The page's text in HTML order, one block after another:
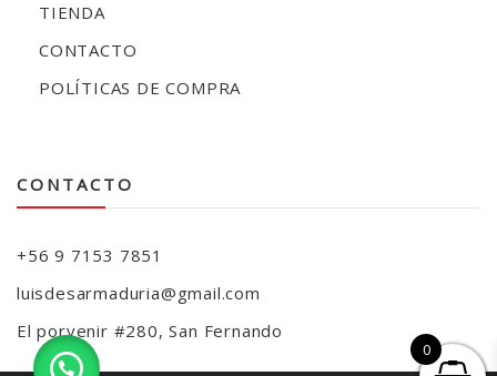
TIENDA
CONTACTO
POLÍTICAS DE COMPRA
CONTACTO
+56 9 7153 7851
luisdesarmaduria@gmail.com
El porvenir #280, San Fernando
0